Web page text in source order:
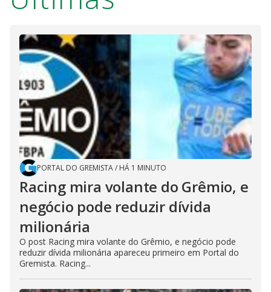
PORTAL DO GREMISTA/ HÁ 1 MINUTO
Racing mira volante do Grêmio, e
negócio pode reduzir dívida
milionária
O post Racing mira volante do Grêmio, e negócio pode
reduzir dívida milionária apareceu primeiro em Portal do
Gremista. Racing...